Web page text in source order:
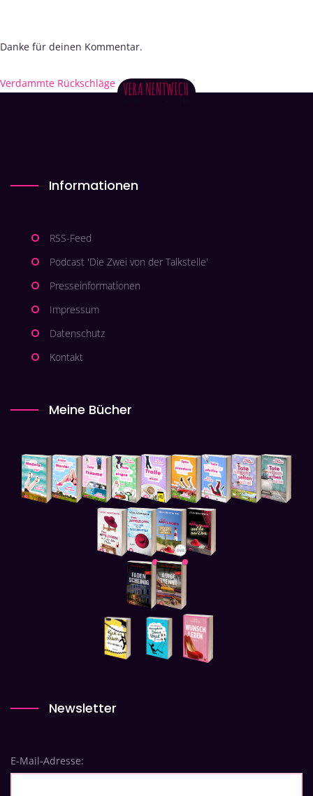
Danke für deinen Kommentar.
Verdammte Rückschläge →
Informationen
RSS-Feed
Podcast 'Die Zwei von der Talkstelle'
Presseinformationen
Impressum
Datenschutz
Kontakt
Meine Bücher
Newsletter
E-Mail-Adresse: